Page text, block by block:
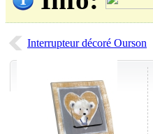
Interrupteur décoré Ourson